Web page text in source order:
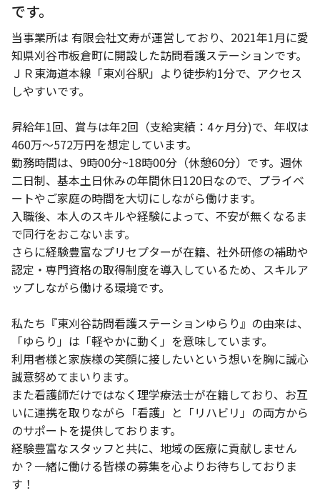
です。
当事業所は 有限会社文寿が運営しており、2021年1月に愛
知県刈谷市板倉町に開設した訪問看護ステーションです。
ＪＲ東海道本線「東刈谷駅」より徒歩約1分で、アクセス
しやすいです。
昇給年1回、賞与は年2回（支給実績：4ヶ月分)で、年収は
460万～572万円を想定しています。
勤務時間は、9時00分~18時00分（休憩60分）です。週休
二日制、基本土日休みの年間休日120日なので、プライベ
ートやご家庭の時間を大切にしながら働けます。
入職後、本人のスキルや経験によって、不安が無くなるま
で同行をおこないます。
さらに経験豊富なプリセプターが在籍、社外研修の補助や
認定・専門資格の取得制度を導入しているため、スキルア
ップしながら働ける環境です。
私たち『東刈谷訪問看護ステーションゆらり』の由来は、
「ゆらり」は「軽やかに動く」を意味しています。
利用者様と家族様の笑顔に接したいという想いを胸に誠心
誠意努めてまいります。
また看護師だけではなく理学療法士が在籍しており、お互
いに連携を取りながら「看護」と「リハビリ」の両方から
のサポートを提供しております。
経験豊富なスタッフと共に、地域の医療に貢献しません
か？一緒に働ける皆様の募集を心よりお待ちしておりま
す！